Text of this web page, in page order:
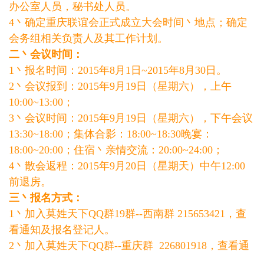
办公室人员，秘书处人员。
4丶确定重庆联谊会正式成立大会时间丶地点；确定
会务组相关负责人及其工作计划。
二丶会议时间：
1丶报名时间：2015年8月1日~2015年8月30日。
2丶会议报到：2015年9月19日（星期六），上午
10:00~13:00；
3丶会议时间：2015年9月19日（星期六），下午会议
13:30~18:00；集体合影：18:00~18:30晚宴：
18:00~20:00；住宿丶亲情交流：20:00~24:00；
4丶散会返程：2015年9月20日（星期天）中午12:00
前退房。
三丶报名方式：
1丶加入莫姓天下QQ群19群--西南群 215653421，查
看通知及报名登记人。
2丶加入莫姓天下QQ群--重庆群 226801918，查看通